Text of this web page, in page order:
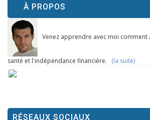
À PROPOS
Venez apprendre avec moi comment
santé et l'indépendance financière. (la suite)
RÉSEAUX SOCIAUX